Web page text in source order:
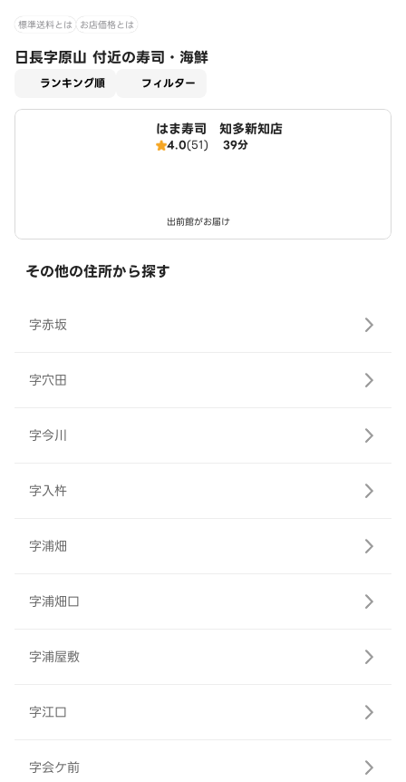
標準送料とは お店価格とは
日長字原山 付近の寿司・海鮮
ランキング順 フィルター
はま寿司 知多新知店
4.0(51) 39分
出前館がお届け
その他の住所から探す
字赤坂
字穴田
字今川
字入杵
字浦畑
字浦畑口
字浦屋敷
字江口
字会ケ前